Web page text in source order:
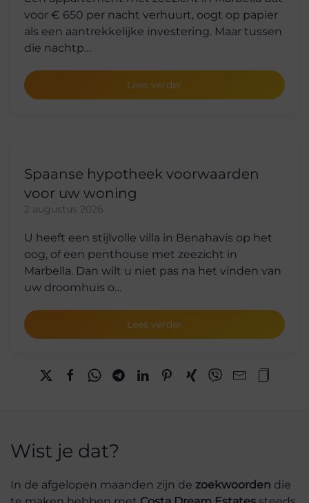
voor € 650 per nacht verhuurt, oogt op papier
als een aantrekkelijke investering. Maar tussen
die nachtp…
Lees verder
Spaanse hypotheek voorwaarden
voor uw woning
2 augustus 2026
U heeft een stijlvolle villa in Benahavís op het
oog, of een penthouse met zeezicht in
Marbella. Dan wilt u niet pas na het vinden van
uw droomhuis o…
Lees verder
Wist je dat?
In de afgelopen maanden zijn de zoekwoorden die